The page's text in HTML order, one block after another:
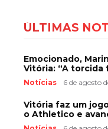
ÚLTIMAS
Emocionado,
Vitória: “A torcida
Notícias 6 de agosto
Vitória faz um
o Athletico e